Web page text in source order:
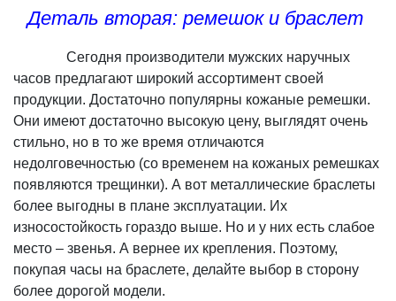
Деталь вторая: ремешок и браслет
Сегодня производители мужских наручных
часов предлагают широкий ассортимент своей
продукции. Достаточно популярны кожаные ремешки.
Они имеют достаточно высокую цену, выглядят очень
стильно, но в то же время отличаются
недолговечностью (со временем на кожаных ремешках
появляются трещинки). А вот металлические браслеты
более выгодны в плане эксплуатации. Их
износостойкость гораздо выше. Но и у них есть слабое
место – звенья. А вернее их крепления. Поэтому,
покупая часы на браслете, делайте выбор в сторону
более дорогой модели.